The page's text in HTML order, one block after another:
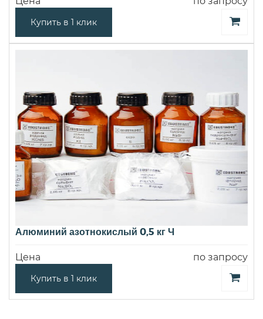
Купить в 1 клик
Алюминий азотнокислый 0,5 кг Ч
Цена по запросу
Купить в 1 клик